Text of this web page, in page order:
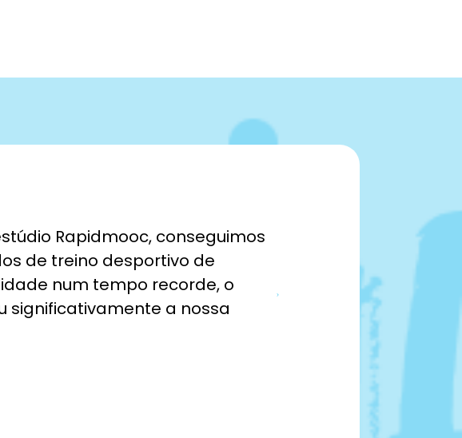
Rapidmooc, conseguimos
de treino desportivo de
num tempo recorde, o
significativamente a nossa
«Ao ver mais
conseguimos
conhecimento.»